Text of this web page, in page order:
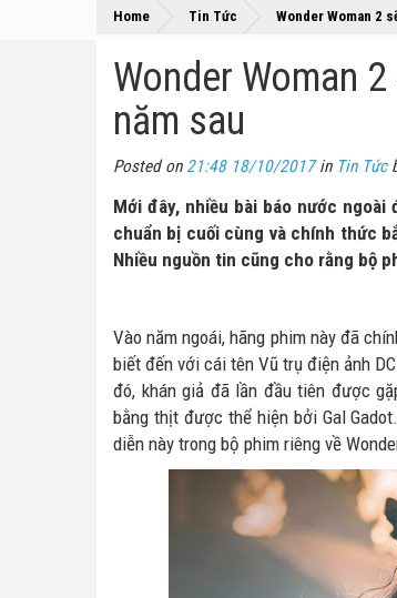
Home Tin Tức Wonder Woman 2
Wonder Woman
năm sau
Posted on 21:48 18/10/2017in Tin Tức
Mới đây, nhiều bài báo nước
chuẩn bị cuối cùng và chính thức
Nhiều nguồn tin cũng cho rằng bộ
Vào năm ngoái, hãng phim này đã
biết đến với cái tên Vũ trụ điện ảnh
đó, khán giả đã lần đầu tiên được
bằng thịt được thể hiện bởi Gal
diễn này trong bộ phim riêng về